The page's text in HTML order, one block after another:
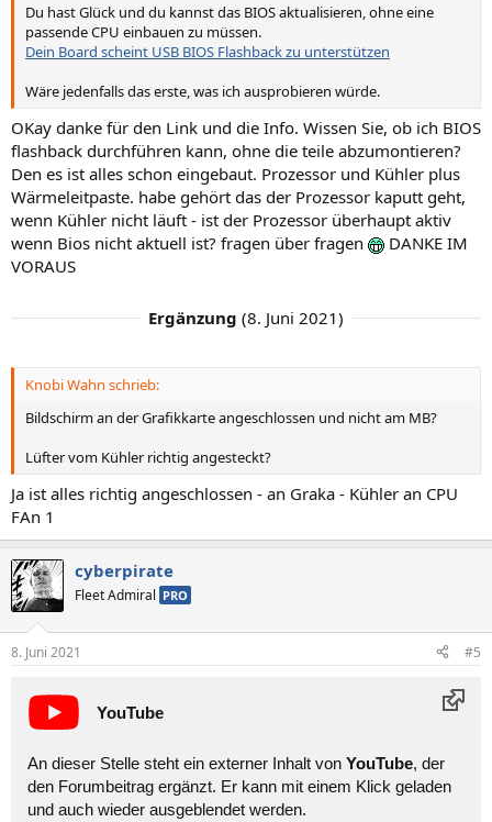
Du hast Glück und du kannst das BIOS aktualisieren, ohne eine
passende CPU einbauen zu müssen.
Dein Board scheint USB BIOS Flashback zu unterstützen
Wäre jedenfalls das erste, was ich ausprobieren würde.
OKay danke für den Link und die Info. Wissen Sie, ob ich BIOS
flashback durchführen kann, ohne die teile abzumontieren?
Den es ist alles schon eingebaut. Prozessor und Kühler plus
Wärmeleitpaste. habe gehört das der Prozessor kaputt geht,
wenn Kühler nicht läuft - ist der Prozessor überhaupt aktiv
wenn Bios nicht aktuell ist? fragen über fragen
DANKE IM
VORAUS
Ergänzung (8. Juni 2021)
Knobi Wahn schrieb:
Bildschirm an der Grafikkarte angeschlossen und nicht am MB?
Lüfter vom Kühler richtig angesteckt?
Ja ist alles richtig angeschlossen - an Graka - Kühler an CPU
FAn 1
cyberpirate
Fleet Admiral PRO
8. Juni 2021 #5
YouTube
An dieser Stelle steht ein externer Inhalt von YouTube, der
den Forumbeitrag ergänzt. Er kann mit einem Klick geladen
und auch wieder ausgeblendet werden.